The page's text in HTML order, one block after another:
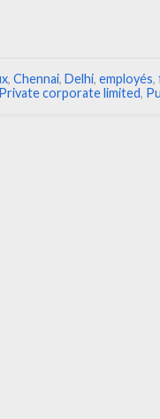
, Chennai, Delhi, employés,
Private corporate limited,